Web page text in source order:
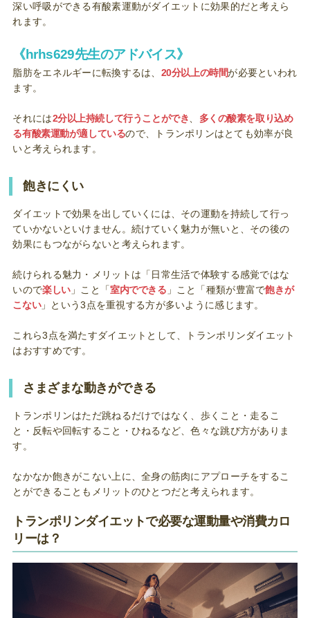
深い呼吸ができる有酸素運動がダイエットに効果的だと考えら
れます。
《hrhs629先生のアドバイス》
脂肪をエネルギーに転換するは、 20分以上の時間が必要といわれ
ます。
それには2分以上持続して行うことができ、 多くの酸素を取り込め
る有酸素運動が適しているので、トランポリンはとても効率が良
いと考えられます。
飽きにくい
ダイエットで効果を出していくには、その運動を持続して行っ
ていかないといけません。続けていく魅力が無いと、その後の
効果にもつながらないと考えられます。
続けられる魅力・メリットは「日常生活で体験する感覚ではな
いので楽しい 」こと「室内でできる 」こと「種類が豊富で飽きが
こない」という3点を重視する方が多いように感じます。
これら3点を満たすダイエットとして、トランポリンダイエット
はおすすめです。
さまざまな動きができる
トランポリンはただ跳ねるだけではなく、歩くこと・走るこ
と・反転や回転すること・ひねるなど、色々な跳び方がありま
す。
なかなか飽きがこない上に、全身の筋肉にアプローチをするこ
とができることもメリットのひとつだと考えられます。
トランポリンダイエットで必要な運動量や消費カロ
リーは？